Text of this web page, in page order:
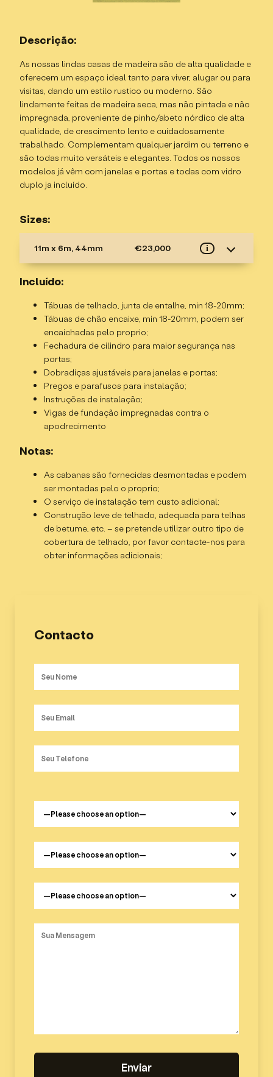
Descrição:
As nossas lindas casas de madeira são de alta qualidade e
oferecem um espaço ideal tanto para viver, alugar ou para
visitas, dando um estilo rustico ou moderno. São
lindamente feitas de madeira seca, mas não pintada e não
impregnada, proveniente de pinho/abeto nórdico de alta
qualidade, de crescimento lento e cuidadosamente
trabalhado. Complementam qualquer jardim ou terreno e
são todas muito versáteis e elegantes. Todos os nossos
modelos já vêm com janelas e portas e todas com vidro
duplo ja incluído.
Sizes:
11m x 6m, 44mm i
€23,000
Especificações
Troncos de 44mm, duplo T&G, madeira de abeto;
Altura do cume – 2,767m;
Altura da parede – 2,092m;
Dimensões externas – 11x6m;
Tamanho da base – 10,355 x 5,813m;
Área interna – 54,84m²;
Área do telhado – 66,42m²;
Divisória interna de acordo com o plano + 4 portas
internas;
Porta de entrada única, meio vidrada, abrindo para
4 janelas duplas, abrindo para fora;
2 janelas pequenas (na fachada frontal);
Vidro duplo, junta de borracha para estanqueidade à
água;
Beiral do telhado frontal – 1,21m;
Sala de estar – 21,39m²;
WC – 4,15m²;
Cozinha – 8,08m²;
Incluído:
Tábuas de telhado, junta de entalhe, min 18-20mm;
Tábuas de chão encaixe, min 18-20mm, podem ser
encaichadas pelo proprio;
Fechadura de cilindro para maior segurança nas
portas;
Dobradiças ajustáveis para janelas e portas;
Pregos e parafusos para instalação;
Instruções de instalação;
Vigas de fundação impregnadas contra o
apodrecimento
Notas:
As cabanas são fornecidas desmontadas e podem
ser montadas pelo o proprio;
O serviço de instalação tem custo adicional;
Construção leve de telhado, adequada para telhas
de betume, etc. – se pretende utilizar outro tipo de
cobertura de telhado, por favor contacte-nos para
obter informações adicionais;
Contacto